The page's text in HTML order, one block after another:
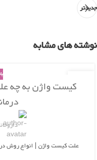
جدیدتر
نوشته های مشابه
26کیست واژن به چه
علت کیست واژن | انواع روش